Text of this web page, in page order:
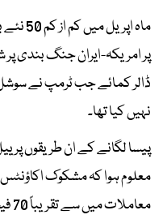
ماہ
پر امریکہ-ایران جنگ بندی
ڈالر کمائے جب ٹرمپ نے سوشل
نہیں کیا تھا۔
پیسا لگانے کے ان طریقوں پر
معلوم ہوا کہ مشکوک